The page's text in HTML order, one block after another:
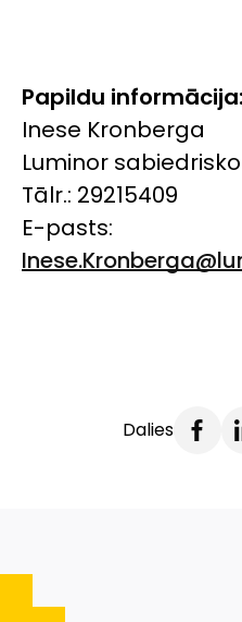
Papildu informācija:
Inese Kronberga
Luminor
Tālr.: 29215409
E-pasts:
Dalies